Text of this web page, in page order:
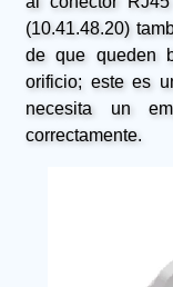
(10.41.48.20)
de que queden
orificio; este es
necesita un
correctamente.